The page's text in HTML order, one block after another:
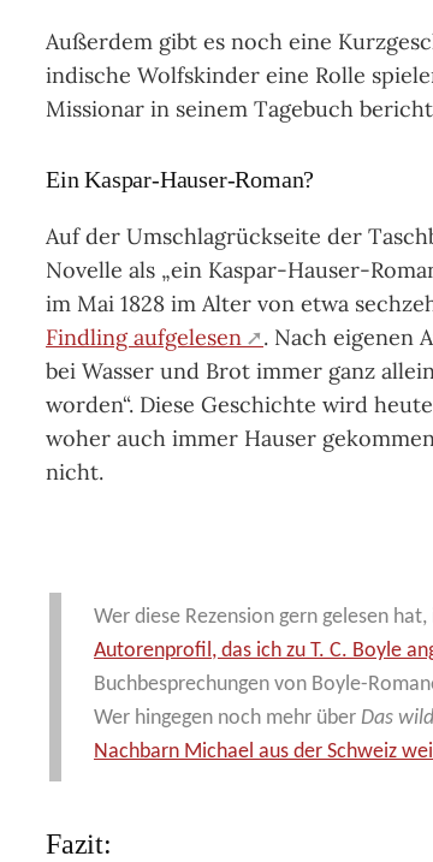
Außerdem gibt es noch eine
indische Wolfskinder eine Rolle
Missionar in seinem Tagebuch
Ein Kaspar-Hauser-Roman?
Auf der Umschlagrückseite der
Novelle als „ein Kaspar-Hauser-
im Mai 1828 im Alter von etwa
Findling aufgelesen
. Nach eigenen
bei Wasser und Brot immer ganz
worden“. Diese Geschichte wird
woher auch immer Hauser
nicht.
Wer diese Rezen­sion gern gele­sen
Autorenprofil, das ich zu T. C. Boyle
Buchbesprechungen von Boyle-
Wer hingegen noch mehr über Das
Nachbarn Michael aus der Schweiz
Fazit: